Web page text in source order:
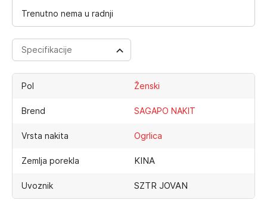
Trenutno nema u radnji
Specifikacije
Pol Ženski
Brend SAGAPO NAKIT
Vrsta nakita Ogrlica
Zemlja porekla KINA
Uvoznik SZTR JOVAN